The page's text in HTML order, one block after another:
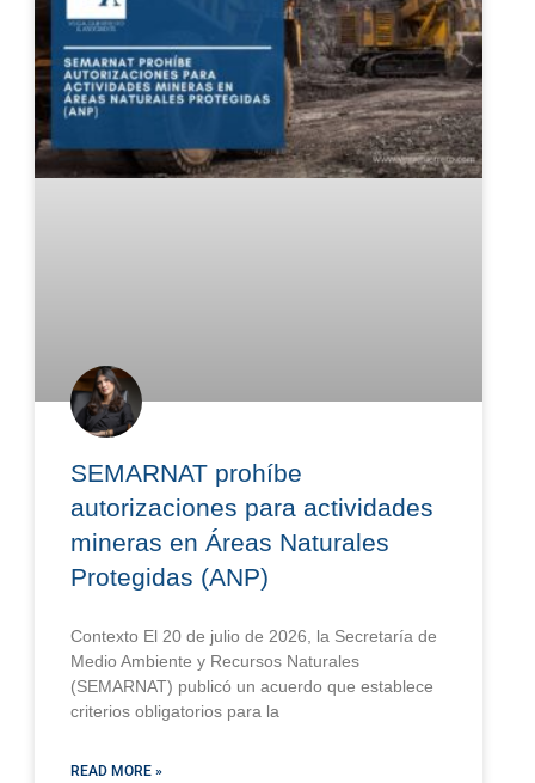
SEMARNAT prohíbe
autorizaciones para actividades
mineras en Áreas Naturales
Protegidas (ANP)
Contexto El 20 de julio de 2026, la Secretaría de
Medio Ambiente y Recursos Naturales
(SEMARNAT) publicó un acuerdo que establece
criterios obligatorios para la
READ MORE »